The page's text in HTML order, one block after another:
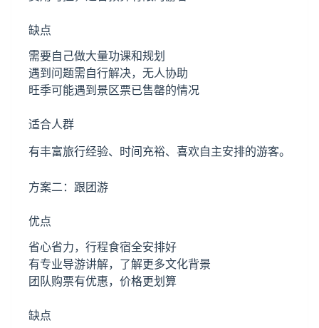
缺点
需要自己做大量功课和规划
遇到问题需自行解决，无人协助
旺季可能遇到景区票已售罄的情况
适合人群
有丰富旅行经验、时间充裕、喜欢自主安排的游客。
方案二：跟团游
优点
省心省力，行程食宿全安排好
有专业导游讲解，了解更多文化背景
团队购票有优惠，价格更划算
缺点